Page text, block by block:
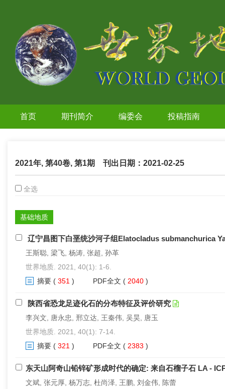
首页 期刊简介 编委会 投稿指南
2021年, 第40卷, 第1期 刊出日期：2021-02-25
全选
基础地质
辽宁昌图下白垩统沙河子组Elatocladus submanchurica
王斯聪, 梁飞, 杨涛, 张超, 孙革
世界地质. 2021, 40(1): 1-6.
摘要 ( 351 ) PDF全文 ( 2040 )
陕西省恐龙足迹化石的分布特征及评价研究
李兴文, 唐永忠, 邢立达, 王秦伟, 吴昊, 唐玉
世界地质. 2021, 40(1): 7-14.
摘要 ( 321 ) PDF全文 ( 2383 )
东天山阿奇山铅锌矿形成时代的确定: 来自石榴子石 LA -
文斌, 张元厚, 杨万志, 杜尚泽, 王鹏, 刘金伟, 陈蕾